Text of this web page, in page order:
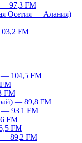
— 97,3 FM
Осетия — Алания)
FM
— 104,5 FM
FM
— 89,8 FM
— 93,1 FM
FM
FM
— 89,2 FM